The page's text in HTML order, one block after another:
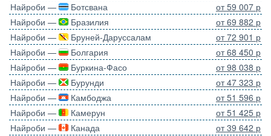
Найроби —
Ботсвана
от 59 007 р
Найроби —
Бразилия
от 69 882 р
Найроби —
Бруней-Даруссалам
от 72 901 р
Найроби —
Болгария
от 68 450 р
Найроби —
Буркина-Фасо
от 98 038 р
Найроби —
Бурунди
от 47 323 р
Найроби —
Камбоджа
от 51 596 р
Найроби —
Камерун
от 51 425 р
Найроби —
Канада
от 39 642 р